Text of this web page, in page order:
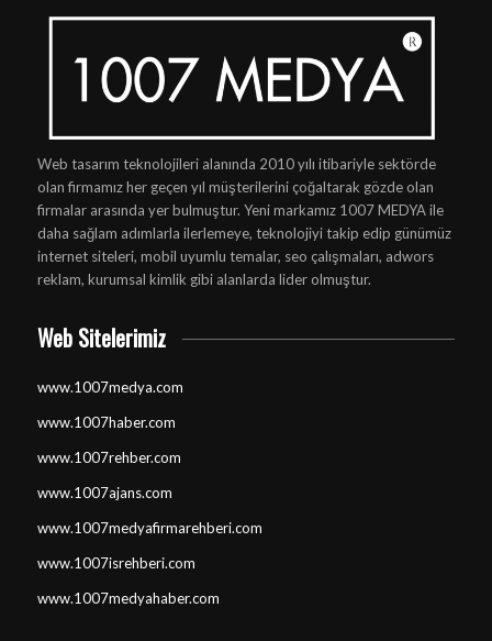
Web tasarım teknolojileri alanında 2010 yılı itibariyle sektörde
olan firmamız her geçen yıl müşterilerini çoğaltarak gözde olan
firmalar arasında yer bulmuştur. Yeni markamız 1007 MEDYA ile
daha sağlam adımlarla ilerlemeye, teknolojiyi takip edip günümüz
internet siteleri, mobil uyumlu temalar, seo çalışmaları, adwors
reklam, kurumsal kimlik gibi alanlarda lider olmuştur.
Web Sitelerimiz
www.1007medya.com
www.1007haber.com
www.1007rehber.com
www.1007ajans.com
www.1007medyafirmarehberi.com
www.1007isrehberi.com
www.1007medyahaber.com